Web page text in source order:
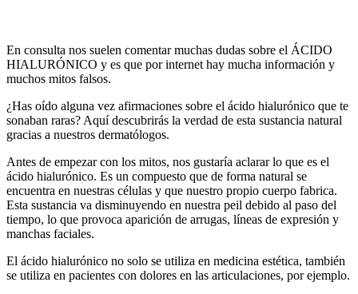
En consulta nos suelen comentar muchas dudas sobre el ÁCIDO
HIALURÓNICO y es que por internet hay mucha información y
muchos mitos falsos.
¿Has oído alguna vez afirmaciones sobre el ácido hialurónico que te
sonaban raras? Aquí descubrirás la verdad de esta sustancia natural
gracias a nuestros dermatólogos.
Antes de empezar con los mitos, nos gustaría aclarar lo que es el
ácido hialurónico. Es un compuesto que de forma natural se
encuentra en nuestras células y que nuestro propio cuerpo fabrica.
Esta sustancia va disminuyendo en nuestra peil debido al paso del
tiempo, lo que provoca aparición de arrugas, líneas de expresión y
manchas faciales.
El ácido hialurónico no solo se utiliza en medicina estética, también
se utiliza en pacientes con dolores en las articulaciones, por ejemplo.